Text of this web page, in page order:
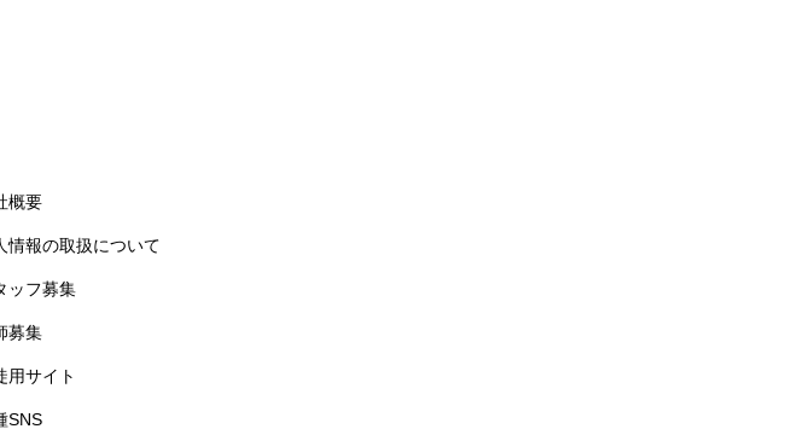
概要
情報の取扱について
ッフ募集
募集
用サイト
SNS